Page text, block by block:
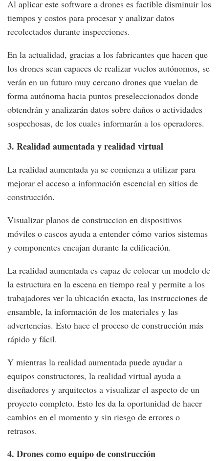
Al aplicar este software a drones es factible disminuir los
tiempos y costos para procesar y analizar datos
recolectados durante inspecciones.
En la actualidad, gracias a los fabricantes que hacen que
los drones sean capaces de realizar vuelos autónomos, se
verán en un futuro muy cercano drones que vuelan de
forma autónoma hacia puntos preseleccionados donde
obtendrán y analizarán datos sobre daños o actividades
sospechosas, de los cuales informarán a los operadores.
3. Realidad aumentada y realidad virtual
La realidad aumentada ya se comienza a utilizar para
mejorar el acceso a información escencial en sitios de
construcción.
Visualizar planos de construccion en dispositivos
móviles o cascos ayuda a entender cómo varios sistemas
y componentes encajan durante la edificación.
La realidad aumentada es capaz de colocar un modelo de
la estructura en la escena en tiempo real y permite a los
trabajadores ver la ubicación exacta, las instrucciones de
ensamble, la información de los materiales y las
advertencias. Esto hace el proceso de construcción más
rápido y fácil.
Y mientras la realidad aumentada puede ayudar a
equipos constructores, la realidad virtual ayuda a
diseñadores y arquitectos a visualizar el aspecto de un
proyecto completo. Esto les da la oportunidad de hacer
cambios en el momento y sin riesgo de errores o
retrasos.
4. Drones como equipo de construcción